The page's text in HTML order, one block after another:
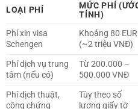
LOẠI PHÍ
MỨC PHÍ
TÍNH)
Phí xin visa
Schengen
Khoảng 80 EUR
(~2 triệu VNĐ)
Phí dịch vụ trung
tâm (nếu có)
Từ 200.000 –
500.000 VNĐ
Phí dịch thuật,
công chứng
Tùy theo số
lượng giấy tờ